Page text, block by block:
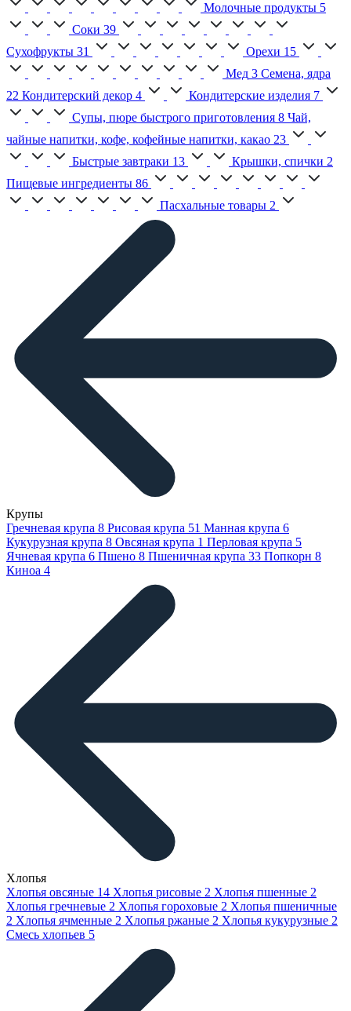
Молочные продукты 5
Соки 39
Сухофрукты 31 Орехи 15
Мед 3 Семена, ядра
22 Кондитерский декор 4 Кондитерские изделия 7
Супы, пюре быстрого приготовления 8 Чай,
чайные напитки, кофе, кофейные напитки, какао 23
Быстрые завтраки 13 Крышки, спички 2
Пищевые ингредиенты 86
Пасхальные товары 2
Крупы
Гречневая крупа 8 Рисовая крупа 51 Манная крупа 6
Кукурузная крупа 8 Овсяная крупа 1 Перловая крупа 5
Ячневая крупа 6 Пшено 8 Пшеничная крупа 33 Попкорн 8
Киноа 4
Хлопья
Хлопья овсяные 14 Хлопья рисовые 2 Хлопья пшенные 2
Хлопья гречневые 2 Хлопья гороховые 2 Хлопья пшеничные
2 Хлопья ячменные 2 Хлопья ржаные 2 Хлопья кукурузные 2
Смесь хлопьев 5